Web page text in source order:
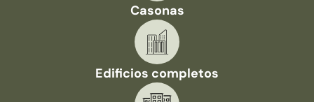
Casonas
Edificios completos